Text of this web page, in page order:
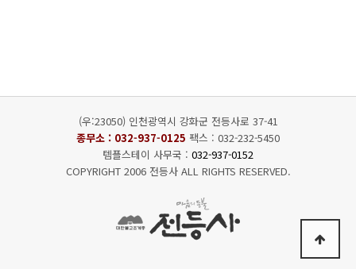
(우:23050) 인천광역시 강화군 전등사로 37-41
종무소 : 032-937-0125 팩스 : 032-232-5450
템플스테이 사무국 : 032-937-0152
COPYRIGHT 2006 전등사 ALL RIGHTS RESERVED.